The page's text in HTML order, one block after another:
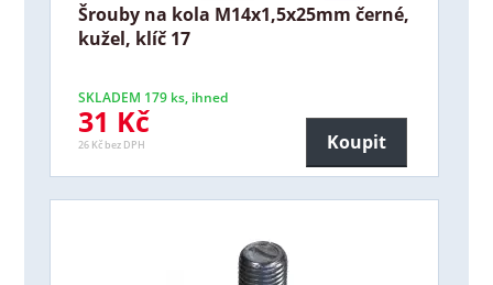
Šrouby na kola M14x1,5x25mm černé,
kužel, klíč 17
SKLADEM 179 ks, ihned
31 Kč
26 Kč bez DPH Koupit